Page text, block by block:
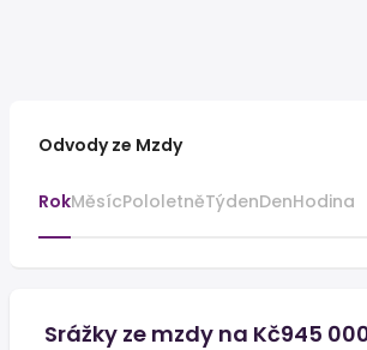
Odvody ze Mzdy
RokMěsícPololetněTýdenDenHodina
Srážky ze mzdy na Kč945